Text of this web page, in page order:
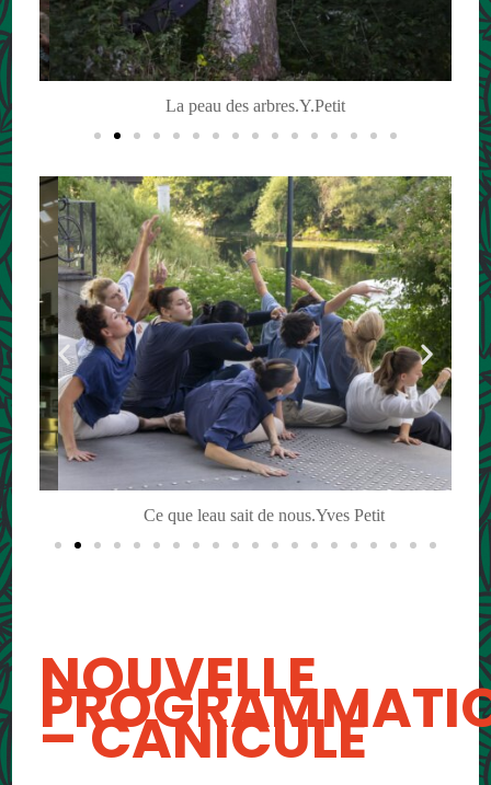
La peau des arbres.Y.Petit
Ce que leau sait de nous.Yves Petit
NOUVELLE
– CANICULE